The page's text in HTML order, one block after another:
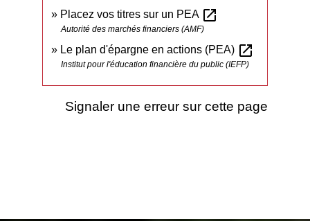
Placez vos titres sur un PEA open_in_new
Autorité des marchés financiers (AMF)
Le plan d'épargne en actions (PEA) open_in_new
Institut pour l'éducation financière du public (IEFP)
Signaler une erreur sur cette page